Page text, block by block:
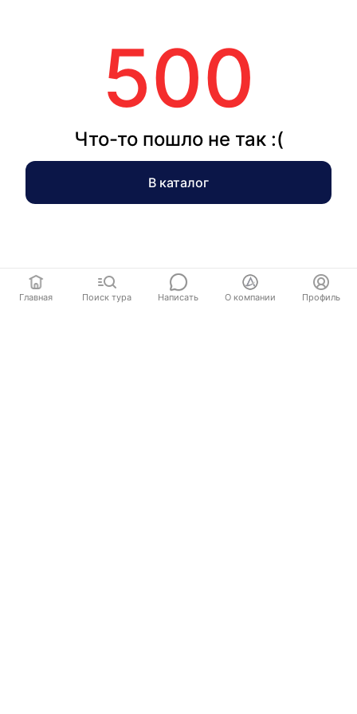
500
Что-то пошло не так :(
В каталог
Главная Поиск тура Написать О компании Профиль